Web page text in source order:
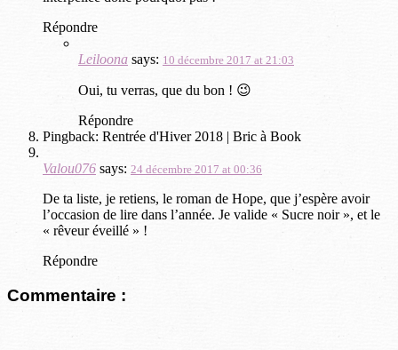
Répondre
Leiloona says: 10 décembre 2017 at 21:03
Oui, tu verras, que du bon ! 😉
Répondre
Pingback: Rentrée d'Hiver 2018 | Bric à Book
Valou076 says: 24 décembre 2017 at 00:36
De ta liste, je retiens, le roman de Hope, que j’espère avoir
l’occasion de lire dans l’année. Je valide « Sucre noir », et le
« rêveur éveillé » !
Répondre
Commentaire :